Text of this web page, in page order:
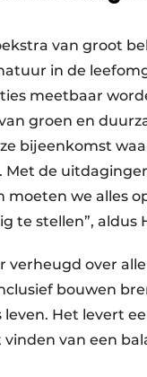
van groot
in de
meetbaar
groen en
bijeenkomst
Met de
moeten we alles
te stellen”, aldus
verheugd over
bouwen
Het levert
van een